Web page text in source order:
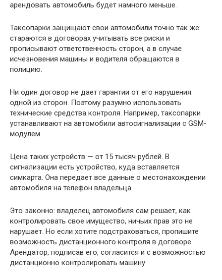
арендовать автомобиль будет намного меньше.
Таксопарки защищают свои автомобили точно так же:
стараются в договорах учитывать все риски и
прописывают ответственность сторон, а в случае
исчезновения машины и водителя обращаются в
полицию.
Ни один договор не дает гарантии от его нарушения
одной из сторон. Поэтому разумно использовать
технические средства контроля. Например, таксопарки
устанавливают на автомобили автосигнализации с GSM-
модулем.
Цена таких устройств — от 15 тысяч рублей. В
сигнализации есть устройство, куда вставляется
симкарта. Она передает все данные о местонахождении
автомобиля на телефон владельца.
Это законно: владелец автомобиля сам решает, как
контролировать свое имущество, ничьих прав это не
нарушает. Но если хотите подстраховаться, пропишите
возможность дистанционного контроля в договоре.
Арендатор, подписав его, согласится и с возможностью
дистанционно контролировать машину.